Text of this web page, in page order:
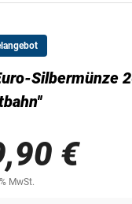
Silbermünze
€
MwSt.